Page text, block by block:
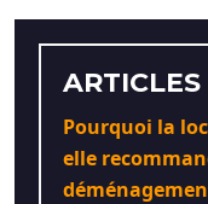
Pourquoi la
elle